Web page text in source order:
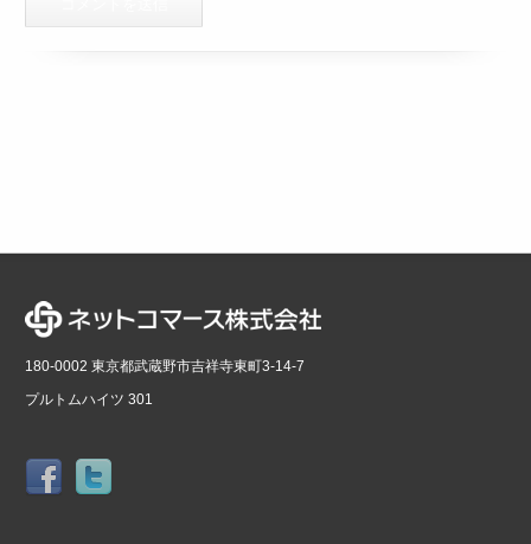
180-0002 東京都武蔵野市吉祥寺東町3-14-7
プルトムハイツ 301